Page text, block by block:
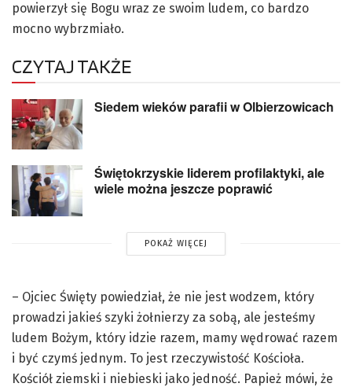
powierzył się Bogu wraz ze swoim ludem, co bardzo
mocno wybrzmiało.
CZYTAJ TAKŻE
Siedem wieków parafii w Olbierzowicach
Świętokrzyskie liderem profilaktyki, ale
wiele można jeszcze poprawić
POKAŻ WIĘCEJ
– Ojciec Święty powiedział, że nie jest wodzem, który
prowadzi jakieś szyki żołnierzy za sobą, ale jesteśmy
ludem Bożym, który idzie razem, mamy wędrować razem
i być czymś jednym. To jest rzeczywistość Kościoła.
Kościół ziemski i niebieski jako jedność. Papież mówi, że